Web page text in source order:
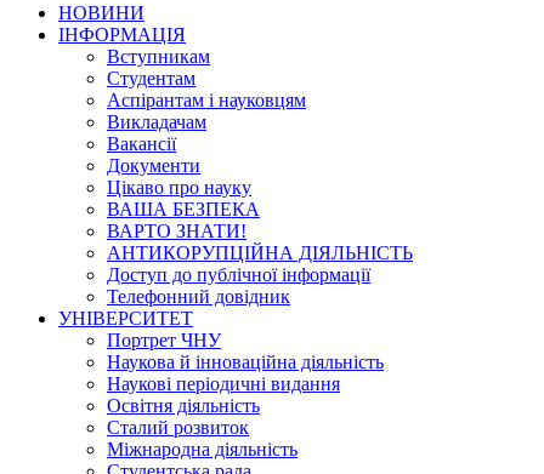
НОВИНИ
ІНФОРМАЦІЯ
Вступникам
Студентам
Аспірантам і науковцям
Викладачам
Вакансії
Документи
Цікаво про науку
ВАША БЕЗПЕКА
ВАРТО ЗНАТИ!
АНТИКОРУПЦІЙНА ДІЯЛЬНІСТЬ
Доступ до публічної інформації
Телефонний довідник
УНІВЕРСИТЕТ
Портрет ЧНУ
Наукова й інноваційна діяльність
Наукові періодичні видання
Освітня діяльність
Сталий розвиток
Міжнародна діяльність